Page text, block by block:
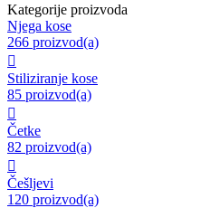
Kategorije proizvoda
Njega kose
266 proizvod(a)

Stiliziranje kose
85 proizvod(a)

Četke
82 proizvod(a)

Češljevi
120 proizvod(a)